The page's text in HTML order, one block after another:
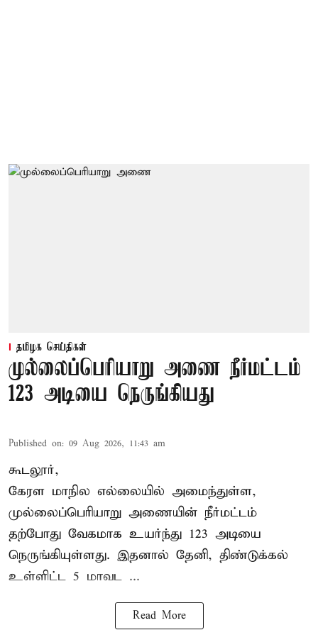
தமிழக செய்திகள்
முல்லைப்பெரியாறு அணை நீர்மட்டம்
123 அடியை நெருங்கியது
Published on: 09 Aug 2026, 11:43 am
கூடலூர்,
கேரள மாநில எல்லையில் அமைந்துள்ள,
முல்லைப்பெரியாறு அணையின் நீர்மட்டம்
தற்போது வேகமாக உயர்ந்து 123 அடியை
நெருங்கியுள்ளது. இதனால் தேனி, திண்டுக்கல்
உள்ளிட்ட 5 மாவட ...
Read More